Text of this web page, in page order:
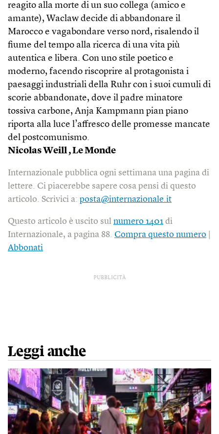
reagito alla morte di un suo collega (amico e
amante), Waclaw decide di abbandonare il
Marocco e vagabondare verso nord, risalendo il
fiume del tempo alla ricerca di una vita più
autentica e libera. Con uno stile poetico e
moderno, facendo riscoprire al protagonista i
paesaggi industriali della Ruhr con i suoi cumuli di
scorie abbandonate, dove il padre minatore
tossiva carbone, Anja Kampmann pian piano
riporta alla luce l’affresco delle promesse mancate
del postcomunismo.
Nicolas Weill , Le Monde
Internazionale pubblica ogni settimana una pagina di
lettere. Ci piacerebbe sapere cosa pensi di questo
articolo. Scrivici a: posta@internazionale.it
Questo articolo è uscito sul numero 1401 di
Internazionale, a pagina 88. Compra questo numero
Abbonati
PUBBLICITÀ
Leggi anche